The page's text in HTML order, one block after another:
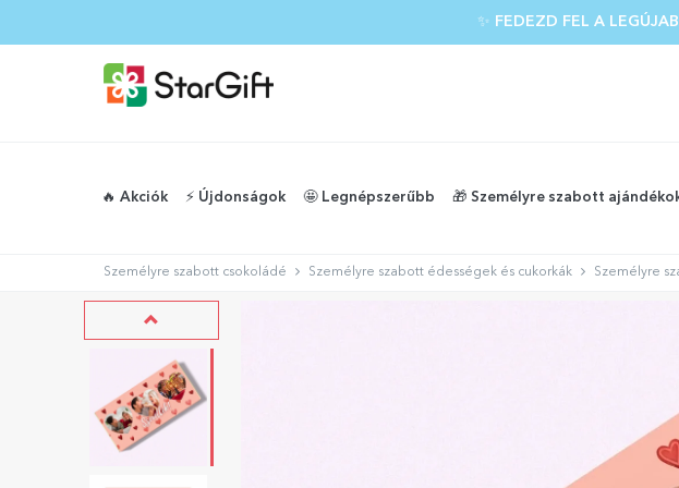
✨ FEDEZD FEL A
🔥 Akciók ⚡️ Újdonságok 🤩 Legnépszerűbb 🎁 Személyre szabott
Személyre szabott csokoládé Személyre szabott édességek és cukorkák Személyre